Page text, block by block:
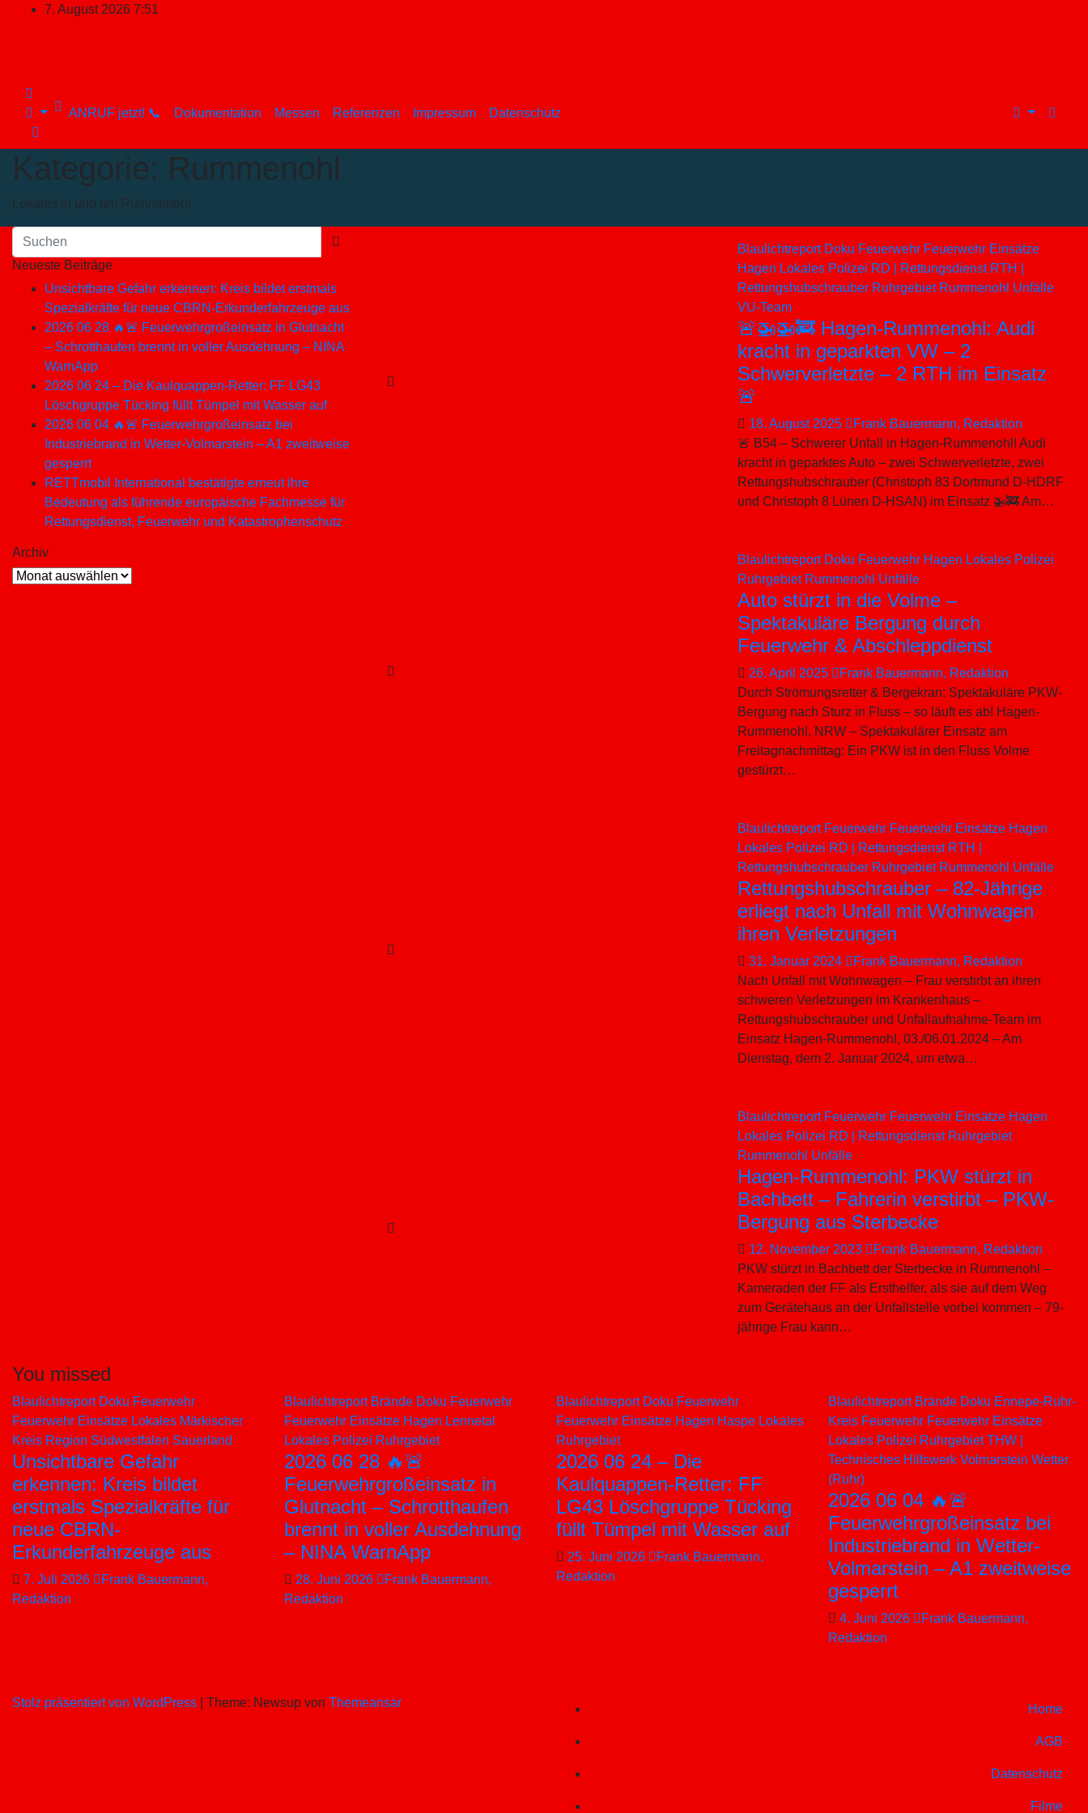
7. August 2026 7:51
ANRUF jetzt! 📞 Dokumentation Messen Referenzen Impressum Datenschutz
Kategorie: Rummenohl
Lokales in und um Rummenohl
Neueste Beiträge
Unsichtbare Gefahr erkennen: Kreis bildet erstmals
Spezialkräfte für neue CBRN-Erkunderfahrzeuge aus
2026 06 28 🔥🚨 Feuerwehrgroßeinsatz in Glutnacht
– Schrotthaufen brennt in voller Ausdehnung – NINA
WarnApp
2026 06 24 – Die Kaulquappen-Retter: FF LG43
Löschgruppe Tücking füllt Tümpel mit Wasser auf
2026 06 04 🔥🚨 Feuerwehrgroßeinsatz bei
Industriebrand in Wetter-Volmarstein – A1 zweitweise
gesperrt
RETTmobil International bestätigte erneut ihre
Bedeutung als führende europäische Fachmesse für
Rettungsdienst, Feuerwehr und Katastrophenschutz
Archiv
Archiv
Blaulichtreport Doku Feuerwehr Feuerwehr Einsätze
Hagen Lokales Polizei RD | Rettungsdienst RTH |
Rettungshubschrauber Ruhrgebiet Rummenohl Unfälle
VU-Team
🚨🚁🚁🚒 Hagen-Rummenohl: Audi
kracht in geparkten VW – 2
Schwerverletzte – 2 RTH im Einsatz
🚨
18. August 2025
Frank Bauermann, Redaktion
🚨 B54 – Schwerer Unfall in Hagen-Rummenohl! Audi
kracht in geparktes Auto – zwei Schwerverletzte, zwei
Rettungshubschrauber (Christoph 83 Dortmund D-HDRF
und Christoph 8 Lünen D-HSAN) im Einsatz 🚁🚒 Am…
Blaulichtreport Doku Feuerwehr Hagen Lokales Polizei
Ruhrgebiet Rummenohl Unfälle
Auto stürzt in die Volme –
Spektakuläre Bergung durch
Feuerwehr & Abschleppdienst
26. April 2025
Frank Bauermann, Redaktion
Durch Strömungsretter & Bergekran: Spektakuläre PKW-
Bergung nach Sturz in Fluss – so läuft es ab! Hagen-
Rummenohl, NRW – Spektakulärer Einsatz am
Freitagnachmittag: Ein PKW ist in den Fluss Volme
gestürzt…
Blaulichtreport Feuerwehr Feuerwehr Einsätze Hagen
Lokales Polizei RD | Rettungsdienst RTH |
Rettungshubschrauber Ruhrgebiet Rummenohl Unfälle
Rettungshubschrauber – 82-Jährige
erliegt nach Unfall mit Wohnwagen
ihren Verletzungen
31. Januar 2024
Frank Bauermann, Redaktion
Nach Unfall mit Wohnwagen – Frau verstirbt an ihren
schweren Verletzungen im Krankenhaus –
Rettungshubschrauber und Unfallaufnahme-Team im
Einsatz Hagen-Rummenohl, 03./06.01.2024 – Am
Dienstag, dem 2. Januar 2024, um etwa…
Blaulichtreport Feuerwehr Feuerwehr Einsätze Hagen
Lokales Polizei RD | Rettungsdienst Ruhrgebiet
Rummenohl Unfälle
Hagen-Rummenohl: PKW stürzt in
Bachbett – Fahrerin verstirbt – PKW-
Bergung aus Sterbecke
12. November 2023
Frank Bauermann, Redaktion
PKW stürzt in Bachbett der Sterbecke in Rummenohl –
Kameraden der FF als Ersthelfer, als sie auf dem Weg
zum Gerätehaus an der Unfallstelle vorbei kommen – 79-
jährige Frau kann…
You missed
Blaulichtreport Doku Feuerwehr
Feuerwehr Einsätze Lokales Märkischer
Kreis Region Südwestfalen Sauerland
Unsichtbare Gefahr
erkennen: Kreis bildet
erstmals Spezialkräfte für
neue CBRN-
Erkunderfahrzeuge aus
7. Juli 2026
Frank Bauermann,
Redaktion
Blaulichtreport Brände Doku Feuerwehr
Feuerwehr Einsätze Hagen Lennetal
Lokales Polizei Ruhrgebiet
2026 06 28 🔥🚨
Feuerwehrgroßeinsatz in
Glutnacht – Schrotthaufen
brennt in voller Ausdehnung
– NINA WarnApp
28. Juni 2026
Frank Bauermann,
Redaktion
Blaulichtreport Doku Feuerwehr
Feuerwehr Einsätze Hagen Haspe Lokales
Ruhrgebiet
2026 06 24 – Die
Kaulquappen-Retter: FF
LG43 Löschgruppe Tücking
füllt Tümpel mit Wasser auf
25. Juni 2026
Frank Bauermann,
Redaktion
Blaulichtreport Brände Doku Ennepe-Ruhr-
Kreis Feuerwehr Feuerwehr Einsätze
Lokales Polizei RuhrgebietTHW |
Technisches Hilfswerk Volmarstein Wetter
(Ruhr)
2026 06 04 🔥🚨
Feuerwehrgroßeinsatz bei
Industriebrand in Wetter-
Volmarstein – A1 zweitweise
gesperrt
4. Juni 2026
Frank Bauermann,
Redaktion
Stolz präsentiert von WordPress Theme: Newsup von Themeansar Home
AGB
Datenschutz
Filme